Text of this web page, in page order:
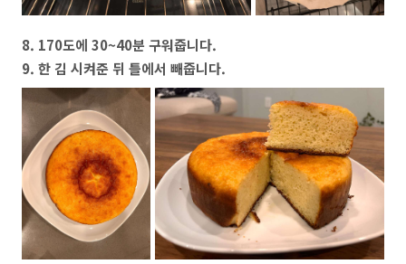
8. 170도에 30~40분 구워줍니다.
9. 한 김 시켜준 뒤 틀에서 빼줍니다.